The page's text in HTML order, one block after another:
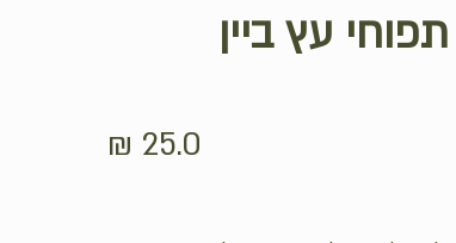
עץ ביין
₪ 25.0